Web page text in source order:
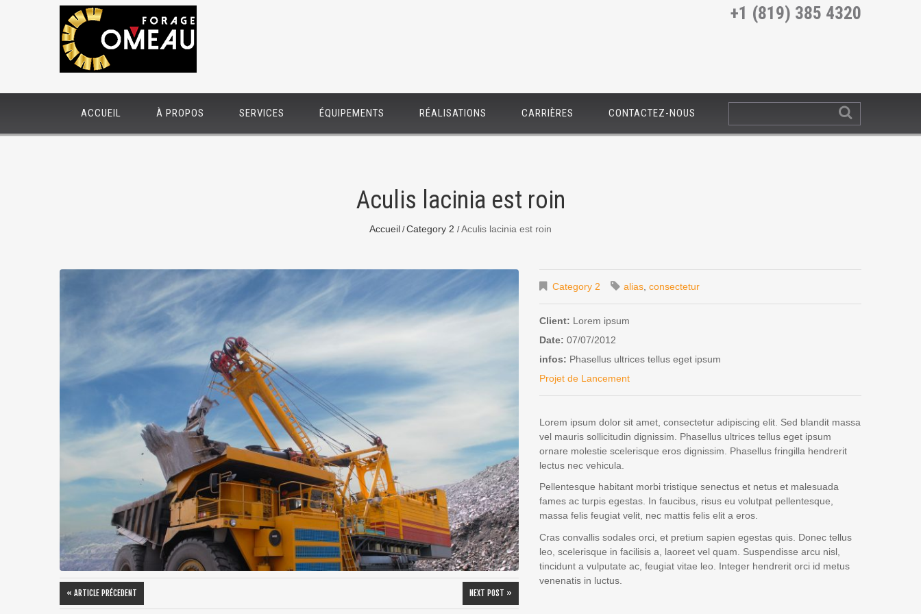
+1 (819) 385 4320
ACCUEIL À PROPOS SERVICES ÉQUIPEMENTS RÉALISATIONS CARRIÈRES CONTACTEZ-NOUS
Aculis lacinia est roin
Accueil Category 2 Aculis lacinia est roin
« ARTICLE PRÉCEDENT NEXT POST »
Category 2 alias, consectetur
Client: Lorem ipsum
Date: 07/07/2012
infos: Phasellus ultrices tellus eget ipsum
Projet de Lancement
Lorem ipsum dolor sit amet, consectetur adipiscing elit. Sed blandit massa
vel mauris sollicitudin dignissim. Phasellus ultrices tellus eget ipsum
ornare molestie scelerisque eros dignissim. Phasellus fringilla hendrerit
lectus nec vehicula.
Pellentesque habitant morbi tristique senectus et netus et malesuada
fames ac turpis egestas. In faucibus, risus eu volutpat pellentesque,
massa felis feugiat velit, nec mattis felis elit a eros.
Cras convallis sodales orci, et pretium sapien egestas quis. Donec tellus
leo, scelerisque in facilisis a, laoreet vel quam. Suspendisse arcu nisl,
tincidunt a vulputate ac, feugiat vitae leo. Integer hendrerit orci id metus
venenatis in luctus.